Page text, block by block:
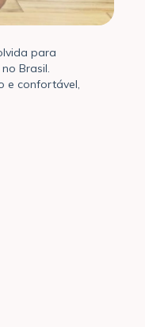
para
Brasil.
e confortável,